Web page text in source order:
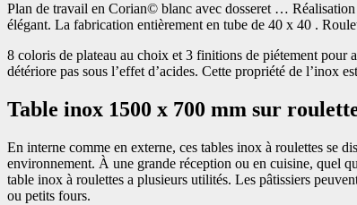
Plan de travail en Corian© blanc avec dosseret …
élégant. La fabrication entièrement en tube de 40 x 40 .
8 coloris de plateau au choix et 3 finitions de piétement pour
détériore pas sous l’effet d’acides. Cette propriété de l’inox
Table inox 1500 x 700 mm sur
En interne comme en externe, ces tables inox à roulettes se
environnement. À une grande réception ou en cuisine, quel
table inox à roulettes a plusieurs utilités. Les pâtissiers
ou petits fours.